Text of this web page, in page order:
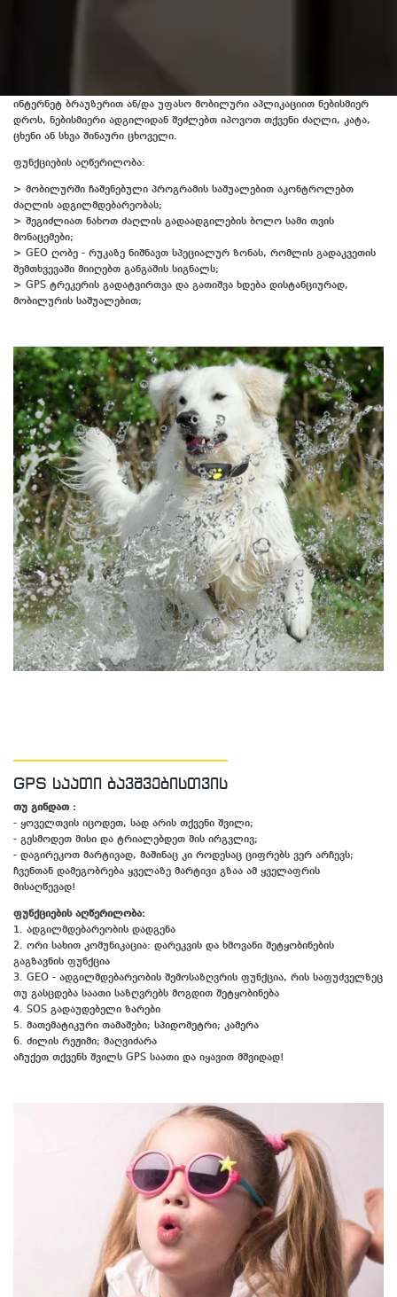
ინტერნეტ ბრაუზერით ან/და უფასო მობილური აპლიკაციით ნებისმიერ
დროს, ნებისმიერი ადგილიდან შეძლებთ იპოვოთ თქვენი ძაღლი, კატა,
ცხენი ან სხვა შინაური ცხოველი.
ფუნქციების აღწერილობა:
> მობილურში ჩაშენებული პროგრამის საშუალებით აკონტროლებთ
ძაღლის ადგილმდებარეობას;
> შეგიძლიათ ნახოთ ძაღლის გადაადგილების ბოლო სამი თვის
მონაცემები;
> GEO ღობე - რუკაზე ნიშნავთ სპეციალურ ზონას, რომლის გადაკვეთის
შემთხვევაში მიიღებთ განგაშის სიგნალს;
> GPS ტრეკერის გადატვირთვა და გათიშვა ხდება დისტანციურად,
მობილურის საშუალებით;
GPS საათი ბავშვებისთვის
თუ გინდათ :
- ყოველთვის იცოდეთ, სად არის თქვენი შვილი;
- გესმოდეთ მისი და ტრიალებდეთ მის ირგვლივ;
- დაგირეკოთ მარტივად, მაშინაც კი როდესაც ციფრებს ვერ არჩევს;
ჩვენთან დამეგობრება ყველაზე მარტივი გზაა ამ ყველაფრის
მისაღწევად!
ფუნქციების აღწერილობა:
1. ადგილმდებარეობის დადგენა
2. ორი სახით კომუნიკაცია: დარეკვის და ხმოვანი შეტყობინების
გაგზავნის ფუნქცია
3. GEO - ადგილმდებარეობის შემოსაზღვრის ფუნქცია, რის საფუძველზეც
თუ გასცდება საათი საზღვრებს მოგდით შეტყობინება
4. SOS გადაუდებელი ზარები
5. მათემატიკური თამაშები; სპიდომეტრი; კამერა
6. ძილის რეჟიმი; მაღვიძარა
აჩუქეთ თქვენს შვილს GPS საათი და იყავით მშვიდად!